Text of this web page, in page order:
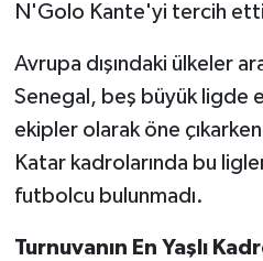
N'Golo Kante'yi tercih
Avrupa dışındaki ülkeler
Senegal, beş büyük ligde
ekipler olarak öne
Katar kadrolarında bu
futbolcu bulunmadı.
Turnuvanın En Yaşlı